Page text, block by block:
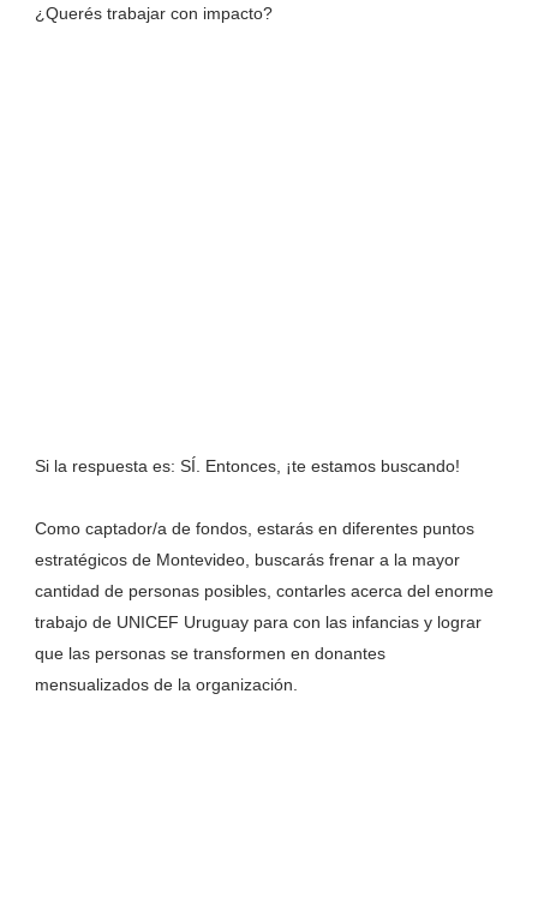
¿Querés trabajar con impacto?
Si la respuesta es: SÍ. Entonces, ¡te estamos buscando!
Como captador/a de fondos, estarás en diferentes puntos
estratégicos de Montevideo, buscarás frenar a la mayor
cantidad de personas posibles, contarles acerca del enorme
trabajo de UNICEF Uruguay para con las infancias y lograr
que las personas se transformen en donantes
mensualizados de la organización.